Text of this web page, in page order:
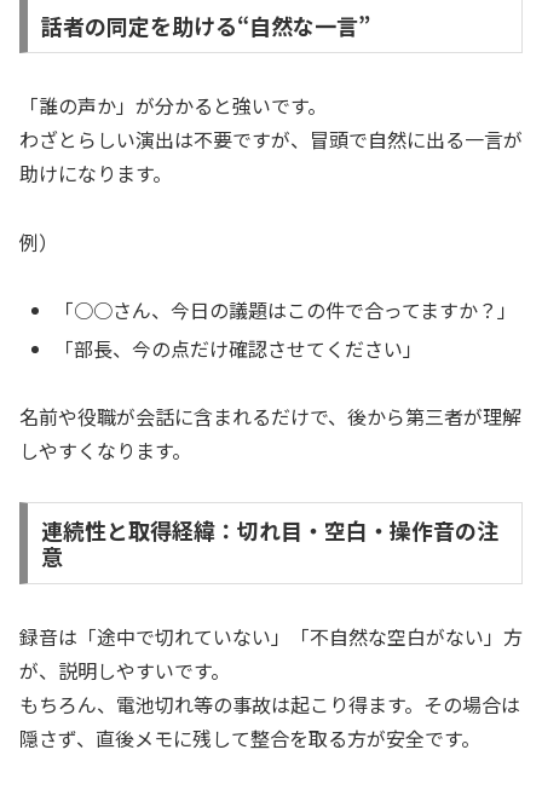
話者の同定を助ける“自然な一言”
「誰の声か」が分かると強いです。
わざとらしい演出は不要ですが、冒頭で自然に出る一言が
助けになります。
例）
「○○さん、今日の議題はこの件で合ってますか？」
「部長、今の点だけ確認させてください」
名前や役職が会話に含まれるだけで、後から第三者が理解
しやすくなります。
連続性と取得経緯：切れ目・空白・操作音の注
意
録音は「途中で切れていない」「不自然な空白がない」方
が、説明しやすいです。
もちろん、電池切れ等の事故は起こり得ます。その場合は
隠さず、直後メモに残して整合を取る方が安全です。